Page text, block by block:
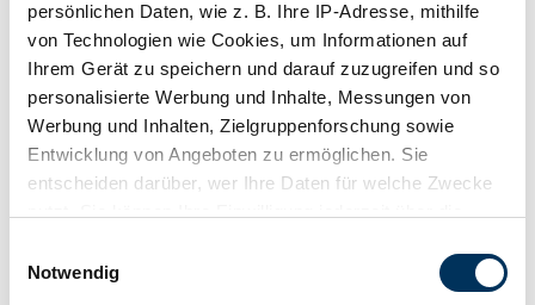
persönlichen Daten, wie z. B. Ihre IP-Adresse, mithilfe
von Technologien wie Cookies, um Informationen auf
Ihrem Gerät zu speichern und darauf zuzugreifen und so
personalisierte Werbung und Inhalte, Messungen von
Werbung und Inhalten, Zielgruppenforschung sowie
Entwicklung von Angeboten zu ermöglichen. Sie
entscheiden darüber, wer Ihre Daten für welche Zwecke
Trigger Symbol ändern oder widerrufen
Notwendig
1955 | Cadillac Eldorado Biarritz
€ 79.500 4 maanden geleden